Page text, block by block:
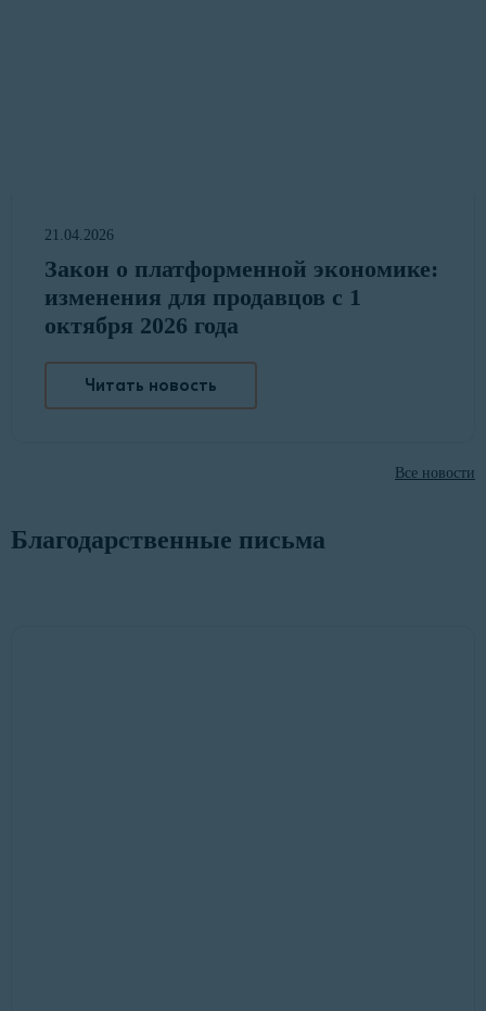
21.04.2026
Закон о платформенной экономике:
изменения для продавцов с 1
октября 2026 года
Читать новость
Все новости
Благодарственные письма